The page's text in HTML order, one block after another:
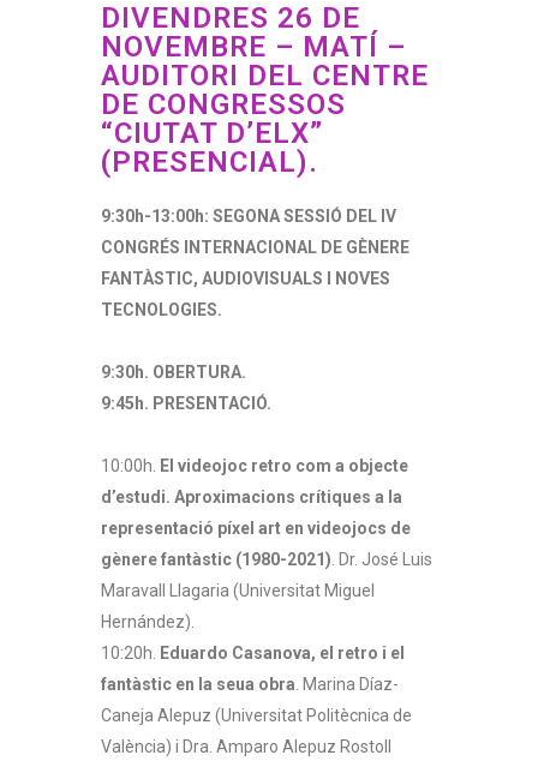
DIVENDRES 26 DE
NOVEMBRE – MATÍ –
AUDITORI DEL CENTRE
DE CONGRESSOS
“CIUTAT D’ELX”
(PRESENCIAL).
9:30h-13:00h: SEGONA SESSIÓ DEL IV
CONGRÉS INTERNACIONAL DE GÈNERE
FANTÀSTIC, AUDIOVISUALS I NOVES
TECNOLOGIES.
9:30h. OBERTURA.
9:45h. PRESENTACIÓ.
10:00h.
El videojoc retro com a objecte
d’estudi. Aproximacions crítiques a la
representació píxel art en videojocs de
gènere fantàstic (1980-2021) . Dr. José Luis
Maravall Llagaria (Universitat Miguel
Hernández).
10:20h.
Eduardo Casanova, el retro i el
fantàstic en la seua obra . Marina Díaz-
Caneja Alepuz (Universitat Politècnica de
València) i Dra. Amparo Alepuz Rostoll